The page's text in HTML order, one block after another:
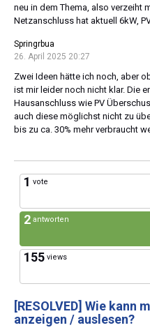
neu in dem Thema, also verzeiht
Netzanschluss hat aktuell 6kW,
Springrbua
26. April 2025 20:27
Zwei Ideen hätte ich noch, aber
ist mir leider noch nicht klar. Die
Hausanschluss wie PV
auch diese möglichst nicht zu
bis zu ca. 30% mehr verbraucht
1 vote
2 antworten
155 views
[RESOLVED] Wie kann
anzeigen / auslesen?